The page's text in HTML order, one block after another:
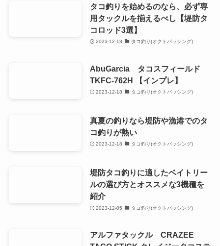
タコ釣りを始めるのなら、必ず専
用タックルを揃えるべし【堤防タ
コロッド3選】
2023-12-18 タコ釣り(オクトパッシング)
AbuGarcia タコスフィールド
TKFC-762H 【インプレ】
2023-12-18 タコ釣り(オクトパッシング)
真夏の釣りなら堤防や漁港でのタ
コ釣りが熱い
2023-12-18 タコ釣り(オクトパッシング)
堤防タコ釣りに適したベイトリー
ルの選び方とオススメな3機種を
紹介
2023-12-05 タコ釣り(オクトパッシング)
アルファタックル CRAZEE